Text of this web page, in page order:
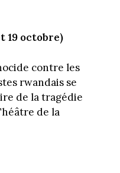
19 octobre)
contre les
rwandais se
de la tragédie
de la